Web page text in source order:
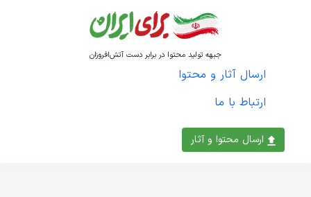
ارسال محتوا و آثار
جبهه تولید محتوا در برابر دست آتش‌افروزان
ارسال آثار و محتوا
ارتباط با ما